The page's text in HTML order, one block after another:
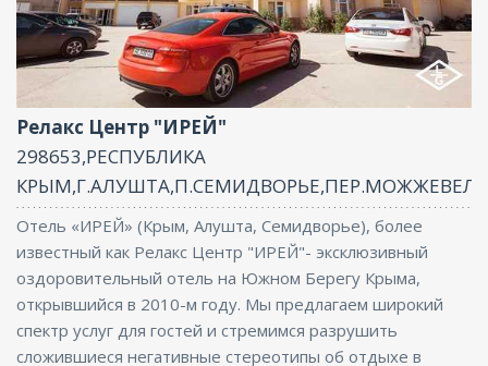
Ресторан, Бассейн, Парковка, СПА/
Оздоровительный центр, Интернет, Баня
Релакс Центр "ИРЕЙ"
298653,РЕСПУБЛИКА
Отель «ИРЕЙ» (Крым, Алушта, Семидворье), более
известный как Релакс Центр "ИРЕЙ"- эксклюзивный
оздоро­вительный отель на Южном Берегу Крыма,
открывшийся в 2010-м году. Мы предлагаем широкий
спектр услуг для гостей и стремимся разрушить
сложившиеся негативные стереотипы об отдыхе в